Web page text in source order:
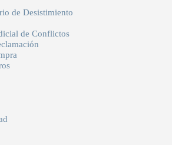
de Desistimiento
de Conflictos